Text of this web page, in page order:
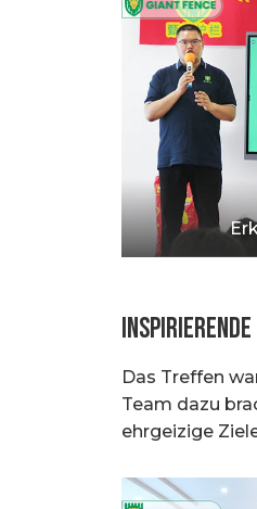
Das Treffen
Team dazu
ehrgeizige